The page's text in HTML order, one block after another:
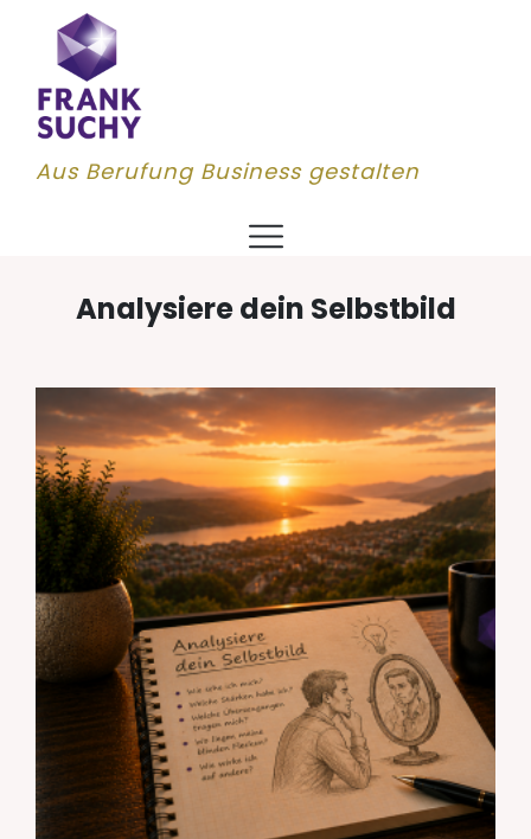
Aus Berufung Business gestalten
Analysiere dein Selbstbild